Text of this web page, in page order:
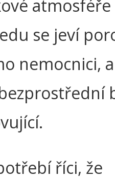
se jeví
nemocnici,
říci, že